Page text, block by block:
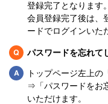
登録完了となります。
会員登録完了後は、
ードでログインいた
Q
パスワードを忘れて
トップページ左上の
⇒「パスワードをお
いただけます。